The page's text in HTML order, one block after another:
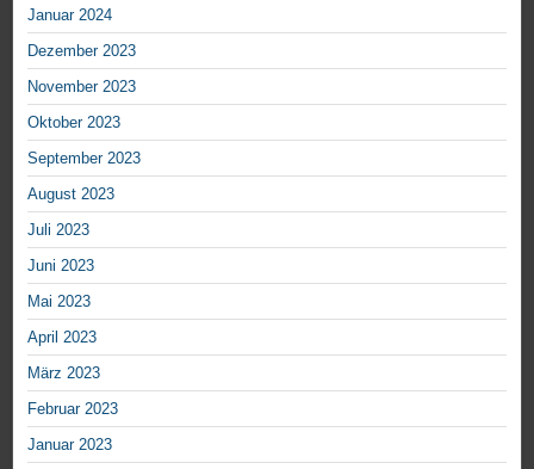
Januar 2024
Dezember 2023
November 2023
Oktober 2023
September 2023
August 2023
Juli 2023
Juni 2023
Mai 2023
April 2023
März 2023
Februar 2023
Januar 2023